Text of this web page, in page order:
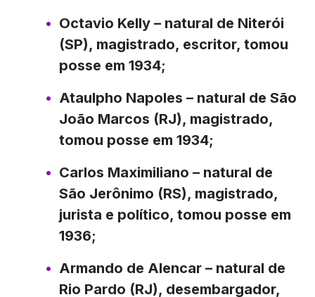
Octavio Kelly – natural de Niterói
(SP), magistrado, escritor, tomou
posse em 1934;
Ataulpho Napoles – natural de São
João Marcos (RJ), magistrado,
tomou posse em 1934;
Carlos Maximiliano – natural de
São Jerônimo (RS), magistrado,
jurista e político, tomou posse em
1936;
Armando de Alencar – natural de
Rio Pardo (RJ), desembargador,